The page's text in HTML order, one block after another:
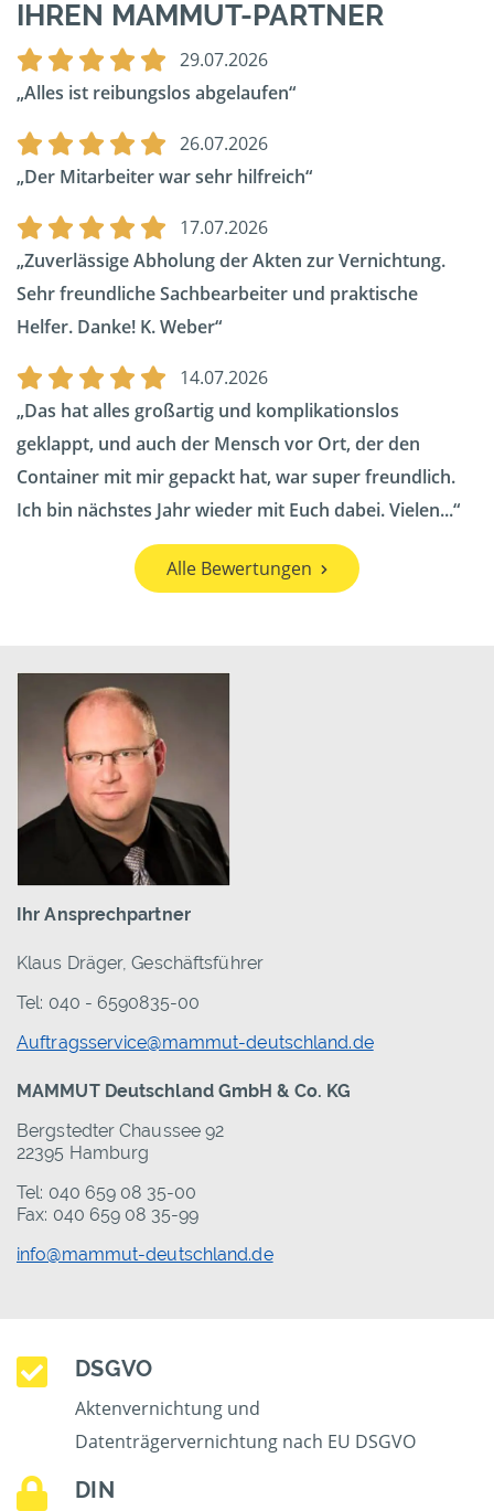
IHREN MAMMUT-PARTNER
29.07.2026
Alles ist reibungslos abgelaufen
26.07.2026
Der Mitarbeiter war sehr hilfreich
17.07.2026
Zuverlässige Abholung der Akten zur Vernichtung.
Sehr freundliche Sachbearbeiter und praktische
Helfer. Danke! K. Weber
14.07.2026
Das hat alles großartig und komplikationslos
geklappt, und auch der Mensch vor Ort, der den
Container mit mir gepackt hat, war super freundlich.
Ich bin nächstes Jahr wieder mit Euch dabei. Vielen...
Alle Bewertungen
Ihr Ansprechpartner
Klaus Dräger, Geschäftsführer
Tel: 040 - 6590835-00
Auftragsservice@mammut-deutschland.de
MAMMUT Deutschland GmbH & Co. KG
Bergstedter Chaussee 92
22395 Hamburg
Tel: 040 659 08 35-00
Fax: 040 659 08 35-99
info@mammut-deutschland.de
DSGVO
Aktenvernichtung und
Datenträgervernichtung nach EU DSGVO
DIN